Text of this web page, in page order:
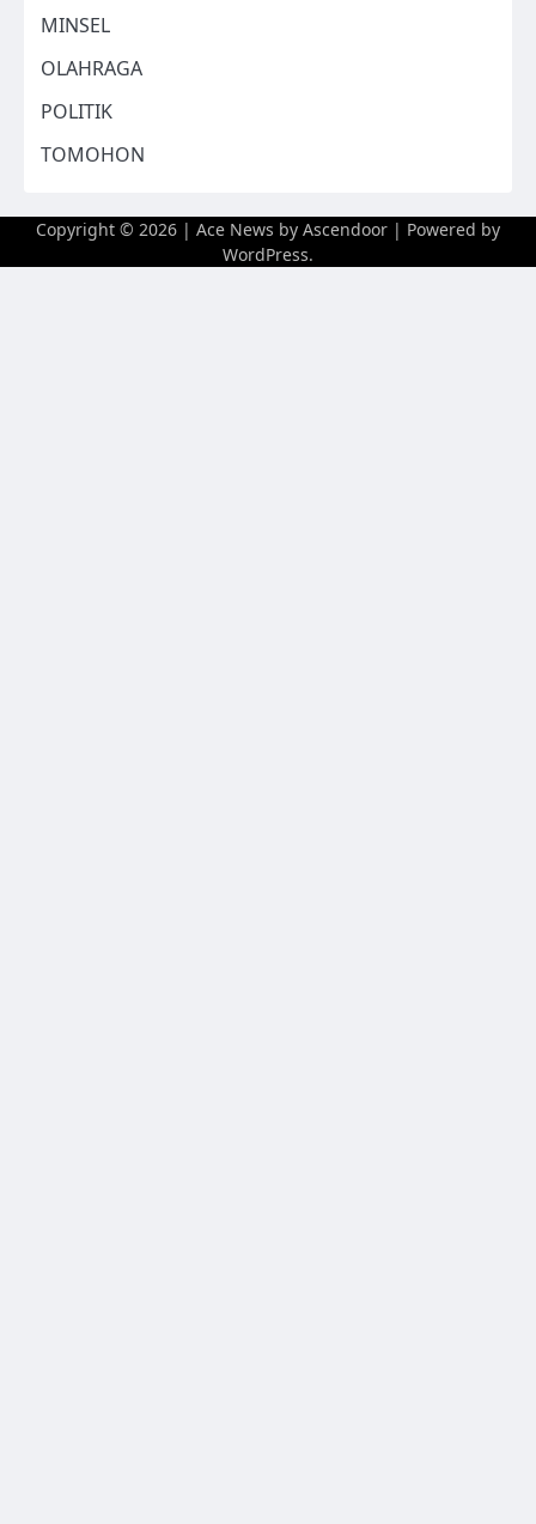
MINSEL
OLAHRAGA
POLITIK
TOMOHON
Copyright © 2026 | Ace News by Ascendoor | Powered by
WordPress.